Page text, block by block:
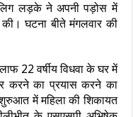
लड़के ने अपनी पड़ोस में
घटना बीते मंगलवार की
22 वर्षीय विधवा के घर में
करने का प्रयास करने का
शुरुआत में महिला की शिकायत